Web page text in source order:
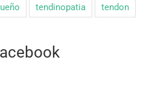
tendinopatia tendon